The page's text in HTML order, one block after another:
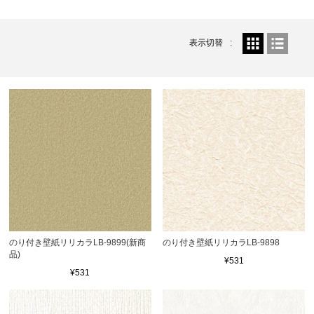
表示切替
のり付き壁紙リリカラLB-9899(新商
品)
¥531
のり付き壁紙リリカラLB-9898
¥531